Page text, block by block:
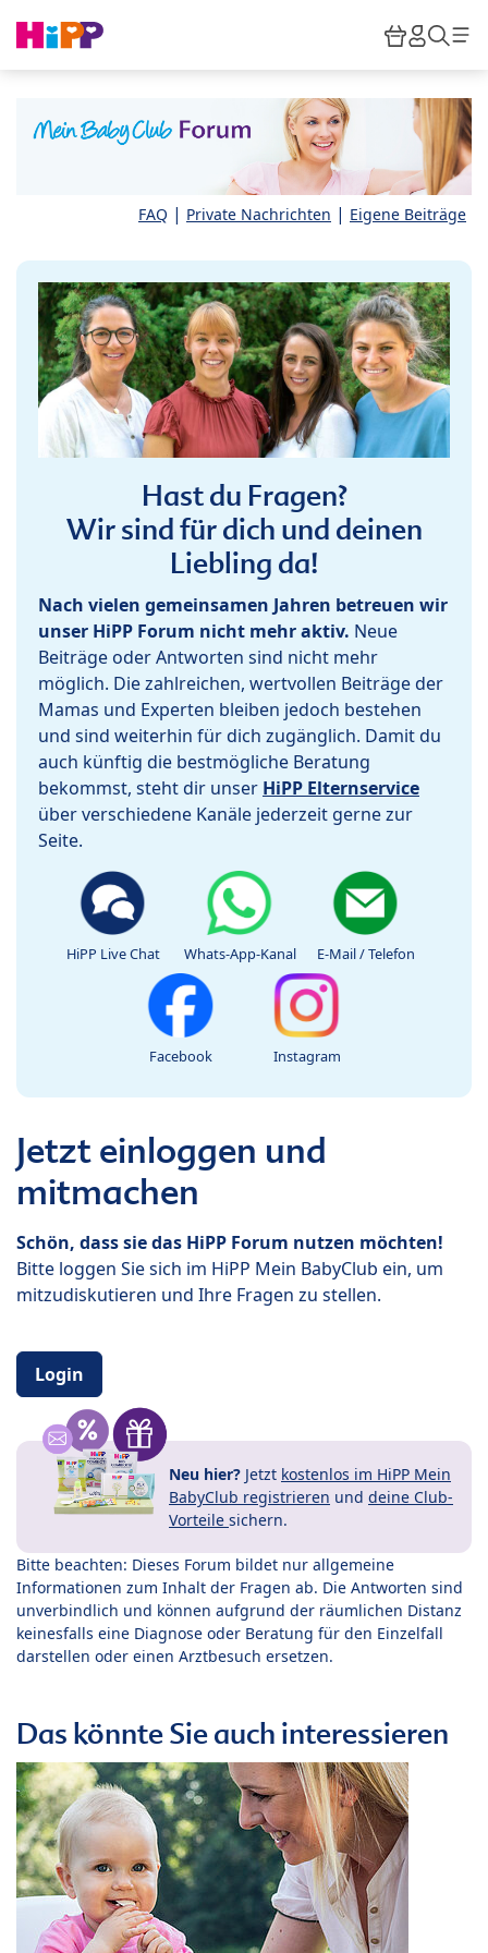
HiPP
FAQ | Private Nachrichten | Eigene Beiträge
Hast du Fragen?
Wir sind für dich und deinen
Liebling da!
Nach vielen gemeinsamen Jahren betreuen wir
unser HiPP Forum nicht mehr aktiv. Neue
Beiträge oder Antworten sind nicht mehr
möglich. Die zahlreichen, wertvollen Beiträge der
Mamas und Experten bleiben jedoch bestehen
und sind weiterhin für dich zugänglich. Damit du
auch künftig die bestmögliche Beratung
bekommst, steht dir unser HiPP Elternservice
über verschiedene Kanäle jederzeit gerne zur
Seite.
HiPP Live Chat Whats-App-Kanal E-Mail / Telefon
Facebook Instagram
Jetzt einloggen und
mitmachen
Schön, dass sie das HiPP Forum nutzen möchten!
Bitte loggen Sie sich im HiPP Mein BabyClub ein, um
mitzudiskutieren und Ihre Fragen zu stellen.
Login
Neu hier? Jetzt kostenlos im HiPP Mein
BabyClub registrieren und deine Club-
Vorteile sichern.
Bitte beachten: Dieses Forum bildet nur allgemeine
Informationen zum Inhalt der Fragen ab. Die Antworten sind
unverbindlich und können aufgrund der räumlichen Distanz
keinesfalls eine Diagnose oder Beratung für den Einzelfall
darstellen oder einen Arztbesuch ersetzen.
Das könnte Sie auch interessieren